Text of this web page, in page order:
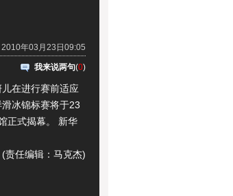
2010年03月23日09:05
我来说两句(0)
在进行赛前适应
冰锦标赛将于23
正式揭幕。 新华
(责任编辑：马克杰)